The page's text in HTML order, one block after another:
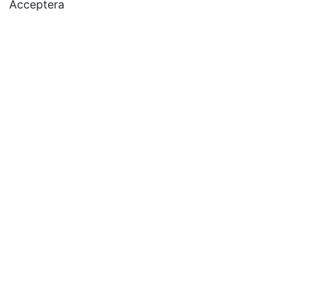
Acceptera